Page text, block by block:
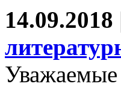
14.09.2018
Уважаемые